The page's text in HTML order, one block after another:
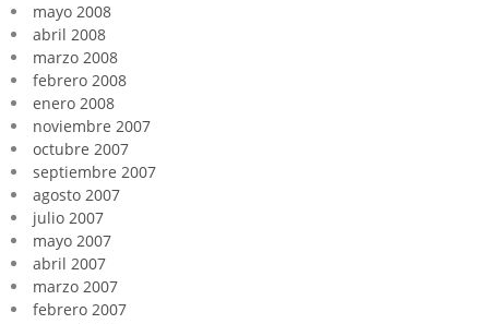
mayo 2008
abril 2008
marzo 2008
febrero 2008
enero 2008
noviembre 2007
octubre 2007
septiembre 2007
agosto 2007
julio 2007
mayo 2007
abril 2007
marzo 2007
febrero 2007